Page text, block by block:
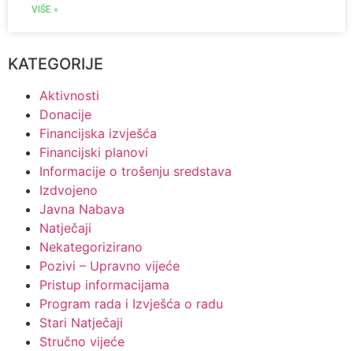
VIŠE »
KATEGORIJE
Aktivnosti
Donacije
Financijska izvješća
Financijski planovi
Informacije o trošenju sredstava
Izdvojeno
Javna Nabava
Natječaji
Nekategorizirano
Pozivi – Upravno vijeće
Pristup informacijama
Program rada i Izvješća o radu
Stari Natječaji
Stručno vijeće